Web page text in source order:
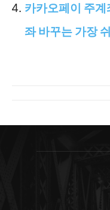
카카오페이 주계
좌 바꾸는 가장